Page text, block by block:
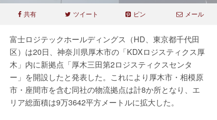
共有 ツイート ピン メール
富士ロジテックホールディングス（HD、東京都千代田
区）は20日、神奈川県厚木市の「KDXロジスティクス厚
木」内に新拠点「厚木三田第2ロジスティクスセンタ
ー」を開設したと発表した。これにより厚木市・相模原
市・座間市を含む同社の物流拠点は計8か所となり、エ
リア総面積は9万3642平方メートルに拡大した。